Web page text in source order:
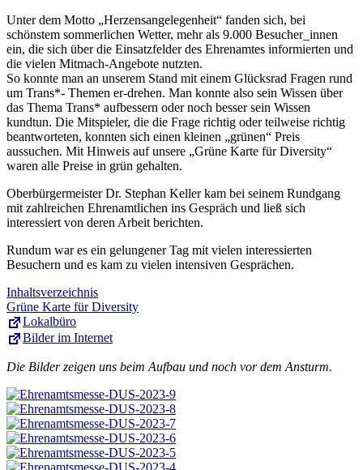
Unter dem Motto „Herzensangelegenheit“ fanden sich, bei
schönstem sommerlichen Wetter, mehr als 9.000 Besucher_innen
ein, die sich über die Einsatzfelder des Ehrenamtes informierten und
die vielen Mitmach-Angebote nutzten.
So konnte man an unserem Stand mit einem Glücksrad Fragen rund
um Trans*- Themen er-drehen. Man konnte also sein Wissen über
das Thema Trans* aufbessern oder noch besser sein Wissen
kundtun. Die Mitspieler, die die Frage richtig oder teilweise richtig
beantworteten, konnten sich einen kleinen „grünen“ Preis
aussuchen. Mit Hinweis auf unsere „Grüne Karte für Diversity“
waren alle Preise in grün gehalten.
Oberbürgermeister Dr. Stephan Keller kam bei seinem Rundgang
mit zahlreichen Ehrenamtlichen ins Gespräch und ließ sich
interessiert von deren Arbeit berichten.
Rundum war es ein gelungener Tag mit vielen interessierten
Besuchern und es kam zu vielen intensiven Gesprächen.
Inhaltsverzeichnis
Grüne Karte für Diversity
Lokalbüro
Bilder im Internet
Die Bilder zeigen uns beim Aufbau und noch vor dem Ansturm.